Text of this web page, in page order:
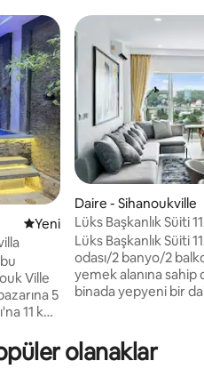
Yeni konaklama yeri
Yeni
Ville
5
11 km
Daire - Sihanoukville
Lüks Başkanlık Süiti
Lüks Başkanlık Süiti
odası/2 banyo/2
yemek alanına sahip
binada yepyeni bir
Çatı katı yüzme
havuzu Fitness
olanaklar